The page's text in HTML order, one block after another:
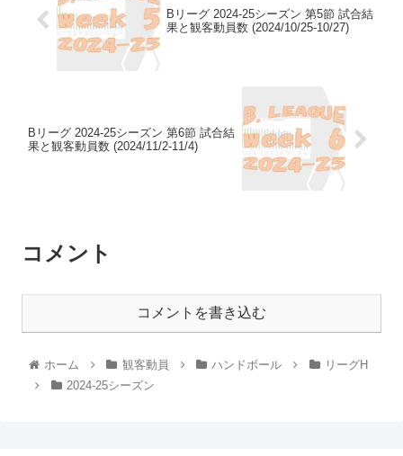
Bリーグ 2024-25シーズン 第5節 試合結
果と観客動員数 (2024/10/25-10/27)
Bリーグ 2024-25シーズン 第6節 試合結
果と観客動員数 (2024/11/2-11/4)
コメント
コメントを書き込む
ホーム 観客動員 ハンドボール
リーグH
2024-25シーズン